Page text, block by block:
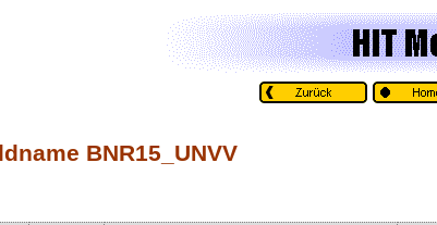
BNR15_UNVV